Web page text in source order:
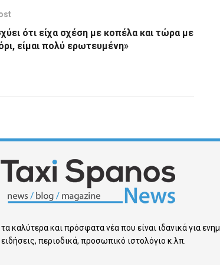
ότι είχα σχέση με κοπέλα και τώρα με
είμαι πολύ ερωτευμένη»
καλύτερα και πρόσφατα νέα που είναι ιδανικά για
περιοδικά, προσωπικό ιστολόγιο κ.λπ.